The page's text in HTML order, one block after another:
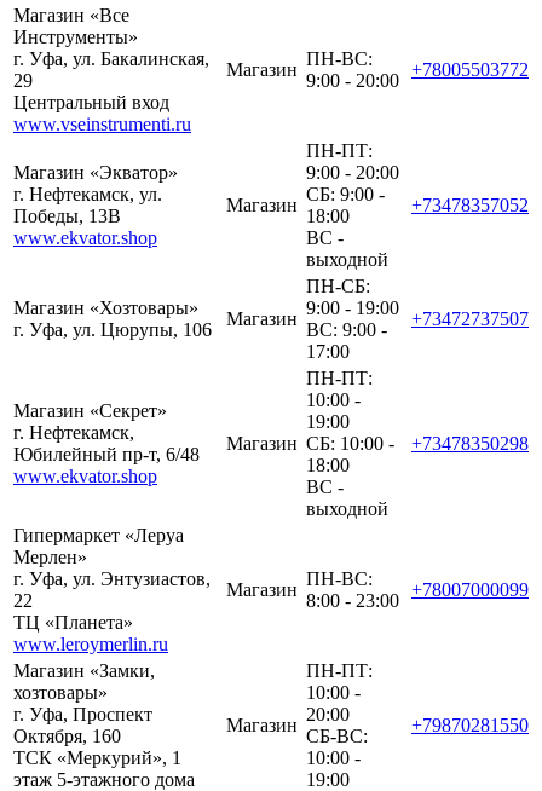
Магазин «Все
Инструменты»
г. Уфа, ул. Бакалинская,
29
Центральный вход
www.vseinstrumenti.ru
Магазин
ПН-ВС:
9:00 - 20:00
+78005503772
Магазин «Экватор»
г. Нефтекамск, ул.
Победы, 13В
www.ekvator.shop
Магазин
ПН-ПТ:
9:00 - 20:00
СБ: 9:00 -
18:00
ВС -
выходной
+73478357052
Магазин «Хозтовары»
г. Уфа, ул. Цюрупы, 106
Магазин
ПН-СБ:
9:00 - 19:00
ВС: 9:00 -
17:00
+73472737507
Магазин «Секрет»
г. Нефтекамск,
Юбилейный пр-т, 6/48
www.ekvator.shop
Магазин
ПН-ПТ:
10:00 -
19:00
СБ: 10:00 -
18:00
ВС -
выходной
+73478350298
Гипермаркет «Леруа
Мерлен»
г. Уфа, ул. Энтузиастов,
22
ТЦ «Планета»
www.leroymerlin.ru
Магазин
ПН-ВС:
8:00 - 23:00
+78007000099
Магазин «Замки,
хозтовары»
г. Уфа, Проспект
Октября, 160
ТСК «Меркурий», 1
этаж 5-этажного дома
Магазин
ПН-ПТ:
10:00 -
20:00
СБ-ВС:
10:00 -
19:00
+79870281550